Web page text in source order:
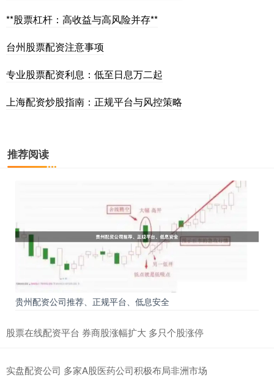
**股票杠杆：高收益与高风险并存**
台州股票配资注意事项
专业股票配资利息：低至日息万二起
上海配资炒股指南：正规平台与风控策略
推荐阅读
贵州配资公司推荐、正规平台、低息安全
股票在线配资平台 券商股涨幅扩大 多只个股涨停
实盘配资公司 多家A股医药公司积极布局非洲市场